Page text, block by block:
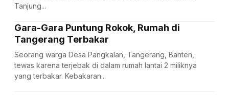
Tanjung...
Gara-Gara Puntung Rokok, Rumah di
Tangerang Terbakar
Seorang warga Desa Pangkalan, Tangerang, Banten,
tewas karena terjebak di dalam rumah lantai 2 miliknya
yang terbakar. Kebakaran...